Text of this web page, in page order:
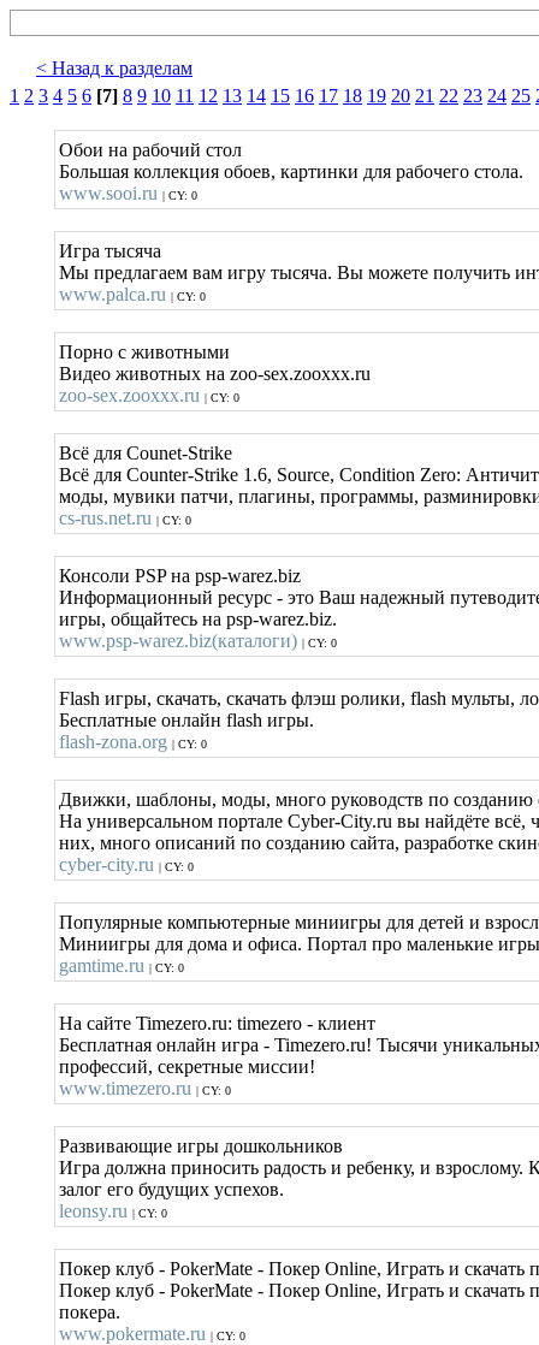
< Назад к разделам
1 2 3 4 5 6 [7] 8 9 10 11 12 13 14 15 16 17 18 19 20 21 22 23 24 25
Обои на рабочий стол
Большая коллекция обоев, картинки для рабочего стола.
www.sooi.ru | CY: 0
Игра тысяча
Мы предлагаем вам игру тысяча. Вы можете получить
www.palca.ru | CY: 0
Порно с животными
Видео животных на zoo-sex.zooxxx.ru
zoo-sex.zooxxx.ru | CY: 0
Всё для Counet-Strike
Всё для Counter-Strike 1.6, Source, Condition Zero:
моды, мувики патчи, плагины, программы,
cs-rus.net.ru | CY: 0
Консоли PSP на psp-warez.biz
Информационный ресурс - это Ваш надежный
игры, общайтесь на psp-warez.biz.
www.psp-warez.biz(каталоги) | CY: 0
Flash игры, скачать, скачать флэш ролики, flash мульты,
Бесплатные онлайн flash игры.
flash-zona.org | CY: 0
Движки, шаблоны, моды, много руководств по созданию
На универсальном портале Cyber-City.ru вы найдёте
них, много описаний по созданию сайта, разработке
cyber-city.ru | CY: 0
Популярные компьютерные миниигры для детей и
Миниигры для дома и офиса. Портал про маленькие
gamtime.ru | CY: 0
На сайте Timezero.ru: timezero - клиент
Бесплатная онлайн игра - Timezero.ru! Тысячи
профессий, секретные миссии!
www.timezero.ru | CY: 0
Развивающие игры дошкольников
Игра должна приносить радость и ребенку, и
залог его будущих успехов.
leonsy.ru | CY: 0
Покер клуб - PokerMate - Покер Online, Играть и скачать
Покер клуб - PokerMate - Покер Online, Играть и
покера.
www.pokermate.ru | CY: 0